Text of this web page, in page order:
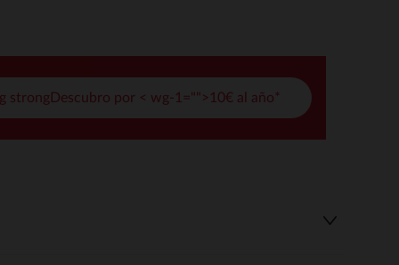
strongDescubro por < wg-1="">10€ al año*